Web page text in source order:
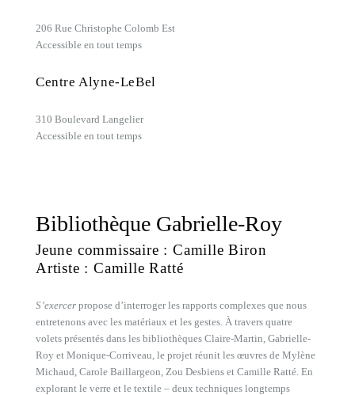
206 Rue Christophe Colomb Est
Accessible en tout temps
Centre Alyne-LeBel
310 Boulevard Langelier
Accessible en tout temps
Bibliothèque Gabrielle-Roy
Jeune commissaire : Camille Biron
Artiste : Camille Ratté
S’exercer propose d’interroger les rapports complexes que nous
entretenons avec les matériaux et les gestes. À travers quatre
volets présentés dans les bibliothèques Claire-Martin, Gabrielle-
Roy et Monique-Corriveau, le projet réunit les œuvres de Mylène
Michaud, Carole Baillargeon, Zou Desbiens et Camille Ratté. En
explorant le verre et le textile – deux techniques longtemps